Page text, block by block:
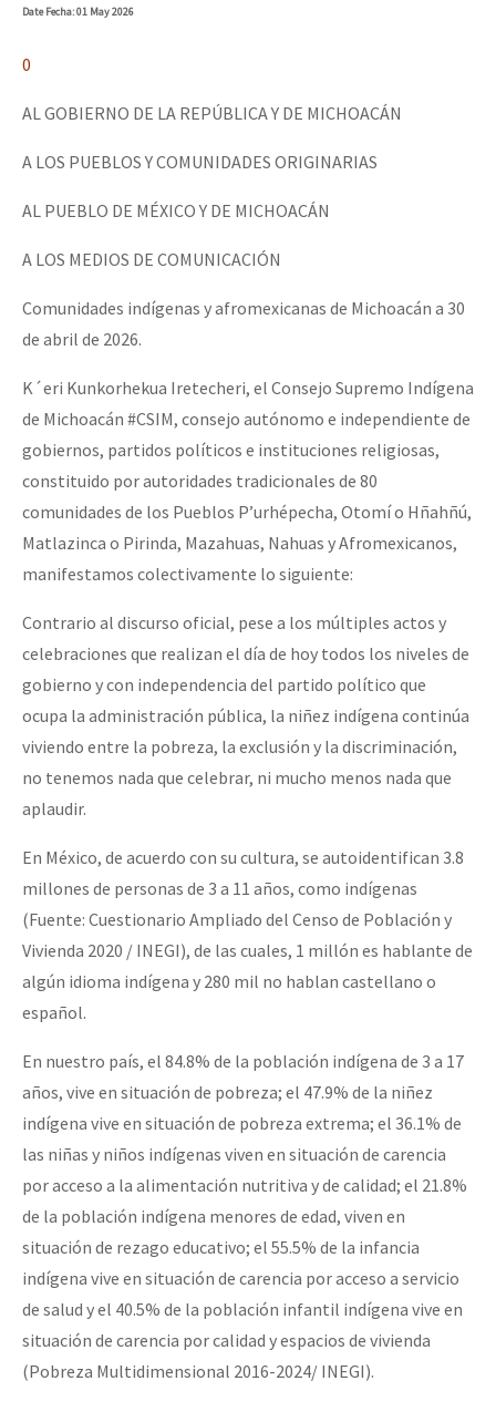
DateFecha: 01 May 2026
0
AL GOBIERNO DE LA REPÚBLICA Y DE MICHOACÁN
A LOS PUEBLOS Y COMUNIDADES ORIGINARIAS
AL PUEBLO DE MÉXICO Y DE MICHOACÁN
A LOS MEDIOS DE COMUNICACIÓN
Comunidades indígenas y afromexicanas de Michoacán a 30
de abril de 2026.
K´eri Kunkorhekua Iretecheri, el Consejo Supremo Indígena
de Michoacán #CSIM, consejo autónomo e independiente de
gobiernos, partidos políticos e instituciones religiosas,
constituido por autoridades tradicionales de 80
comunidades de los Pueblos P’urhépecha, Otomí o Hñahñú,
Matlazinca o Pirinda, Mazahuas, Nahuas y Afromexicanos,
manifestamos colectivamente lo siguiente:
Contrario al discurso oficial, pese a los múltiples actos y
celebraciones que realizan el día de hoy todos los niveles de
gobierno y con independencia del partido político que
ocupa la administración pública, la niñez indígena continúa
viviendo entre la pobreza, la exclusión y la discriminación,
no tenemos nada que celebrar, ni mucho menos nada que
aplaudir.
En México, de acuerdo con su cultura, se autoidentifican 3.8
millones de personas de 3 a 11 años, como indígenas
(Fuente: Cuestionario Ampliado del Censo de Población y
Vivienda 2020 / INEGI), de las cuales, 1 millón es hablante de
algún idioma indígena y 280 mil no hablan castellano o
español.
En nuestro país, el 84.8% de la población indígena de 3 a 17
años, vive en situación de pobreza; el 47.9% de la niñez
indígena vive en situación de pobreza extrema; el 36.1% de
las niñas y niños indígenas viven en situación de carencia
por acceso a la alimentación nutritiva y de calidad; el 21.8%
de la población indígena menores de edad, viven en
situación de rezago educativo; el 55.5% de la infancia
indígena vive en situación de carencia por acceso a servicio
de salud y el 40.5% de la población infantil indígena vive en
situación de carencia por calidad y espacios de vivienda
(Pobreza Multidimensional 2016-2024/ INEGI).